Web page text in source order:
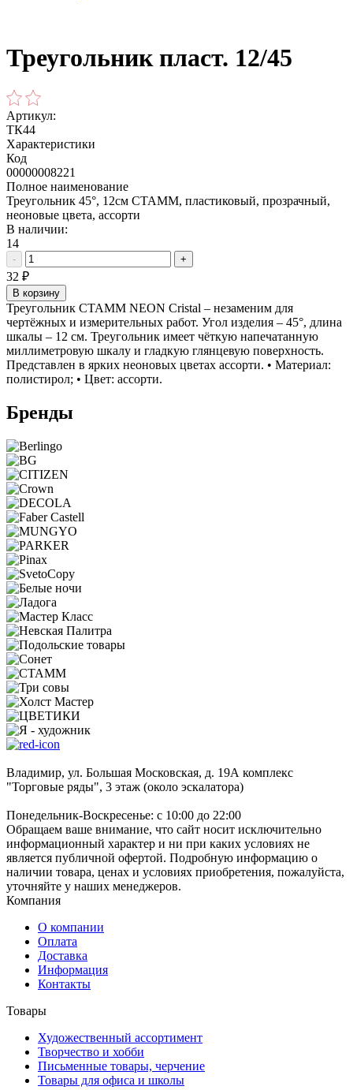
Треугольник пласт. 12/45
Артикул:
ТК44
Характеристики
Код
00000008221
Полное наименование
Треугольник 45°, 12см СТАММ, пластиковый, прозрачный,
неоновые цвета, ассорти
В наличии:
14
- +
32 ₽
В корзину
Треугольник СТАММ NEON Cristal – незаменим для
чертёжных и измерительных работ. Угол изделия – 45°, длина
шкалы – 12 см. Треугольник имеет чёткую напечатанную
миллиметровую шкалу и гладкую глянцевую поверхность.
Представлен в ярких неоновых цветах ассорти. • Материал:
полистирол; • Цвет: ассорти.
Бренды
Владимир, ул. Большая Московская, д. 19А комплекс
"Торговые ряды", 3 этаж (около эскалатора)
Понедельник-Воскресенье: с 10:00 до 22:00
Обращаем ваше внимание, что сайт носит исключительно
информационный характер и ни при каких условиях не
является публичной офертой. Подробную информацию о
наличии товара, ценах и условиях приобретения, пожалуйста,
уточняйте у наших менеджеров.
Компания
О компании
Оплата
Доставка
Информация
Контакты
Товары
Художественный ассортимент
Творчество и хобби
Письменные товары, черчение
Товары для офиса и школы